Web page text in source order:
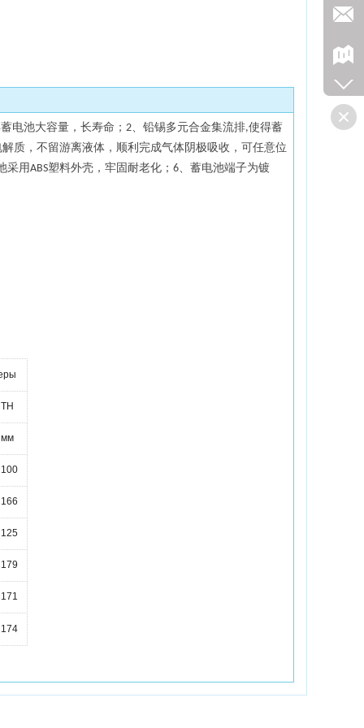
电池大容量，长寿命； 2、铅锡多元合金集流排,使得蓄
质，不留游离液体，顺利完成气体阴极吸收，可任意位
采用ABS塑料外壳，牢固耐老化； 6、蓄电池端子为镀
TH
мм
100
166
125
179
171
174